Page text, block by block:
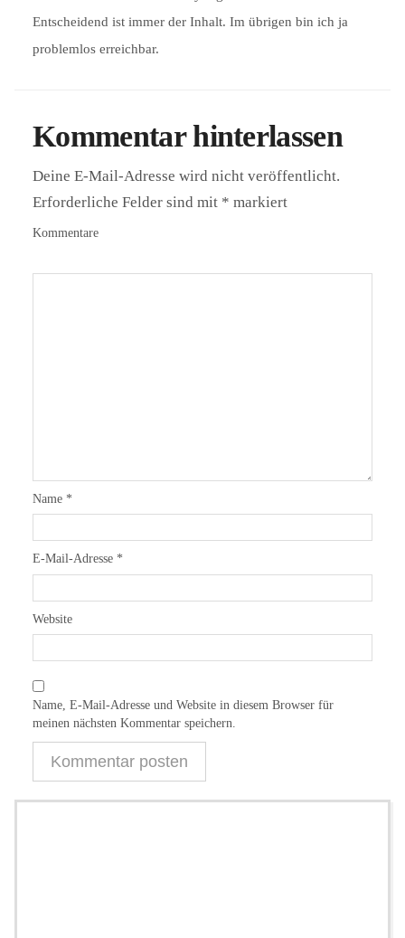
Entscheidend ist immer der Inhalt. Im übrigen bin ich ja
problemlos erreichbar.
Kommentar hinterlassen
Deine E-Mail-Adresse wird nicht veröffentlicht.
Erforderliche Felder sind mit * markiert
Kommentare
Name *
E-Mail-Adresse *
Website
Name, E-Mail-Adresse und Website in diesem Browser für
meinen nächsten Kommentar speichern.